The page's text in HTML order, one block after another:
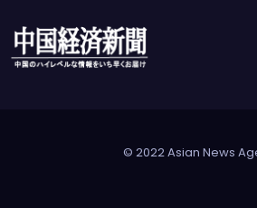
© 2022 Asian News